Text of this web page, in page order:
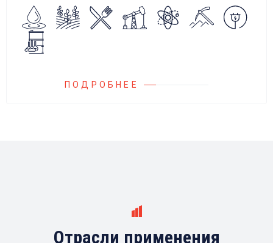
Блок управления Ареоматик совместим с
любыми насосами российских и
иностранных производителей.
ПОДРОБНЕЕ
Отрасли применения